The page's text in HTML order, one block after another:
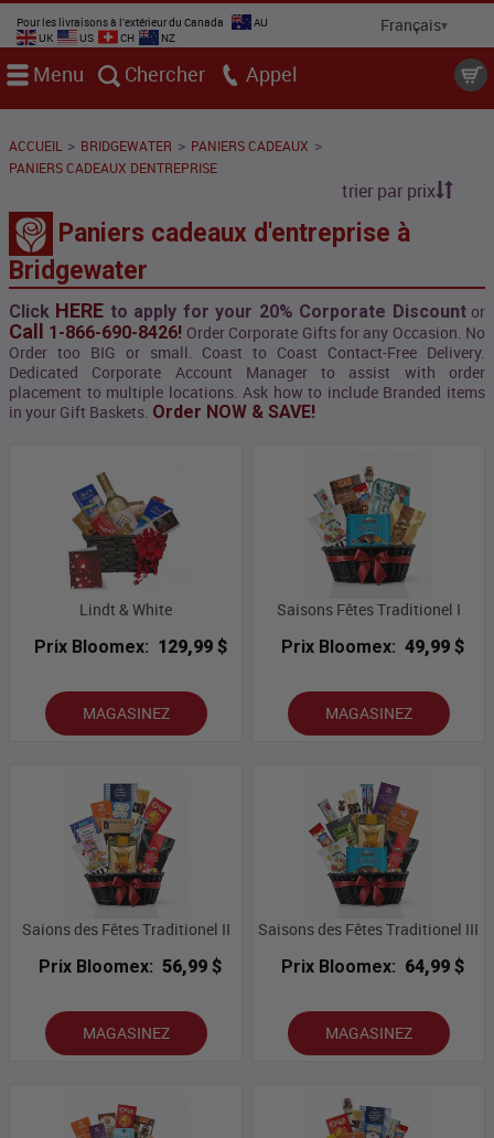
Pour les livraisons à l'extérieur du Canada
AU
UK
US CH NZ
Menu Chercher Appel
ACCUEIL > BRIDGEWATER > PANIERS CADEAUX >
PANIERS CADEAUX DENTREPRISE
trier par prix
Paniers cadeaux d'entreprise à
Bridgewater
Click HERE to apply for your 20% Corporate Discountor
Call 1-866-690-8426! Order Corporate Gifts for any Occasion. No
Order too BIG or small. Coast to Coast Contact-Free Delivery.
Dedicated Corporate Account Manager to assist with order
placement to multiple locations. Ask how to include Branded items
in your Gift Baskets. Order NOW & SAVE!
Lindt & White
Prix Bloomex: 129,99 $
MAGASINEZ
Saisons Fêtes Traditionel I
Prix Bloomex: 49,99 $
MAGASINEZ
Saions des Fêtes Traditionel II
Prix Bloomex: 56,99 $
MAGASINEZ
Saisons des Fêtes Traditionel III
Prix Bloomex: 64,99 $
MAGASINEZ